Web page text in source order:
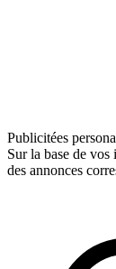
Publicitées
Sur la base de
des annonces